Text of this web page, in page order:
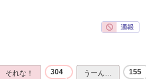
それな！ 304 うーん… 155